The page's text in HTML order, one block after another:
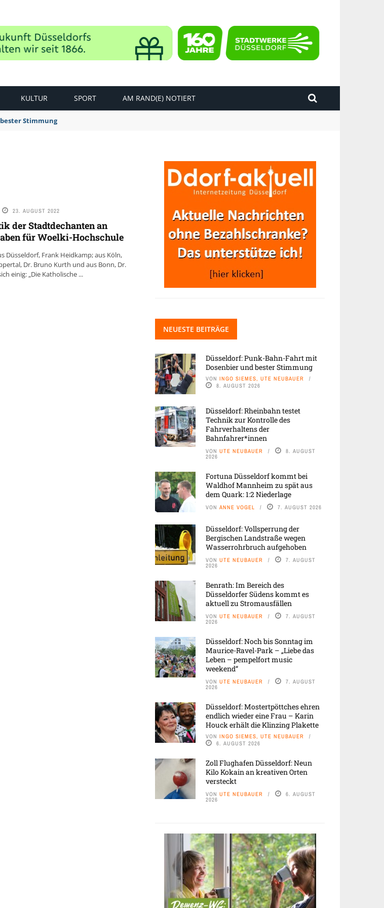
KULTUR SPORT AM RAND(E) NOTIERT
Stimmung
23. AUGUST 2022
der Stadtdechanten an
für Woelki-Hochschule
Düsseldorf, Frank Heidkamp; aus Köln,
Dr. Bruno Kurth und aus Bonn, Dr.
einig: „Die Katholische ...
NEUESTE BEITRÄGE
Düsseldorf: Punk-Bahn-Fahrt mit
Dosenbier und bester Stimmung
VON INGO SIEMES, UTE NEUBAUER
8. AUGUST 2026
Düsseldorf: Rheinbahn testet
Technik zur Kontrolle des
Fahrverhaltens der
Bahnfahrer*innen
VON UTE NEUBAUER 8. AUGUST
2026
Fortuna Düsseldorf kommt bei
Waldhof Mannheim zu spät aus
dem Quark: 1:2 Niederlage
VON ANNE VOGEL 7. AUGUST 2026
Düsseldorf: Vollsperrung der
Bergischen Landstraße wegen
Wasserrohrbruch aufgehoben
VON UTE NEUBAUER 7. AUGUST
2026
Benrath: Im Bereich des
Düsseldorfer Südens kommt es
aktuell zu Stromausfällen
VON UTE NEUBAUER 7. AUGUST
2026
Düsseldorf: Noch bis Sonntag im
Maurice-Ravel-Park – „Liebe das
Leben – pempelfort music
weekend“
VON UTE NEUBAUER 7. AUGUST
2026
Düsseldorf: Mostertpöttches ehren
endlich wieder eine Frau – Karin
Houck erhält die Klinzing Plakette
VON INGO SIEMES, UTE NEUBAUER
6. AUGUST 2026
Zoll Flughafen Düsseldorf: Neun
Kilo Kokain an kreativen Orten
versteckt
VON UTE NEUBAUER 6. AUGUST
2026